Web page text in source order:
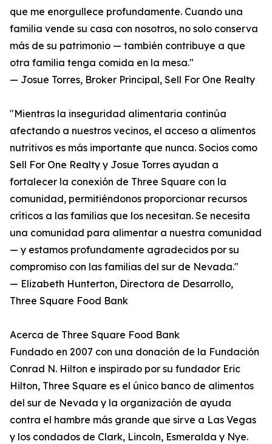
que me enorgullece profundamente. Cuando una
familia vende su casa con nosotros, no solo conserva
más de su patrimonio — también contribuye a que
otra familia tenga comida en la mesa."
— Josue Torres, Broker Principal, Sell For One Realty
"Mientras la inseguridad alimentaria continúa
afectando a nuestros vecinos, el acceso a alimentos
nutritivos es más importante que nunca. Socios como
Sell For One Realty y Josue Torres ayudan a
fortalecer la conexión de Three Square con la
comunidad, permitiéndonos proporcionar recursos
críticos a las familias que los necesitan. Se necesita
una comunidad para alimentar a nuestra comunidad
— y estamos profundamente agradecidos por su
compromiso con las familias del sur de Nevada."
— Elizabeth Hunterton, Directora de Desarrollo,
Three Square Food Bank
Acerca de Three Square Food Bank
Fundado en 2007 con una donación de la Fundación
Conrad N. Hilton e inspirado por su fundador Eric
Hilton, Three Square es el único banco de alimentos
del sur de Nevada y la organización de ayuda
contra el hambre más grande que sirve a Las Vegas
y los condados de Clark, Lincoln, Esmeralda y Nye.